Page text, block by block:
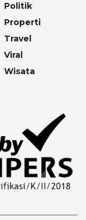
Politik
Properti
Travel
Viral
Wisata